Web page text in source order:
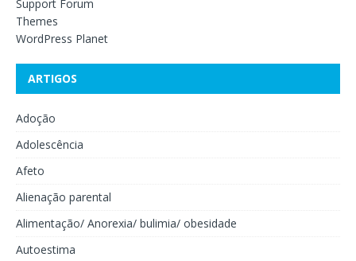
Support Forum
Themes
WordPress Planet
ARTIGOS
Adoção
Adolescência
Afeto
Alienação parental
Alimentação/ Anorexia/ bulimia/ obesidade
Autoestima